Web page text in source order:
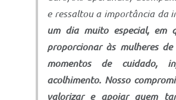
e ressaltou a importância da
um dia muito especial, em
proporcionar às mulheres
momentos de cuidado,
acolhimento. Nosso
valorizar e apoiar quem